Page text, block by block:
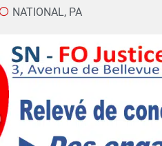
NATIONAL, PA